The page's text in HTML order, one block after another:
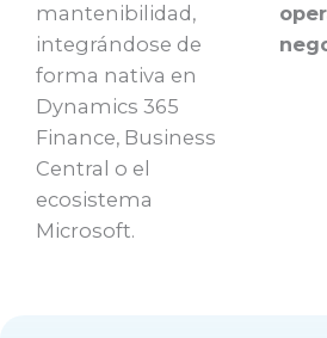
mantenibilidad,
integrándose de
forma nativa en
Dynamics 365
Finance, Business
Central o el
ecosistema
Microsoft.